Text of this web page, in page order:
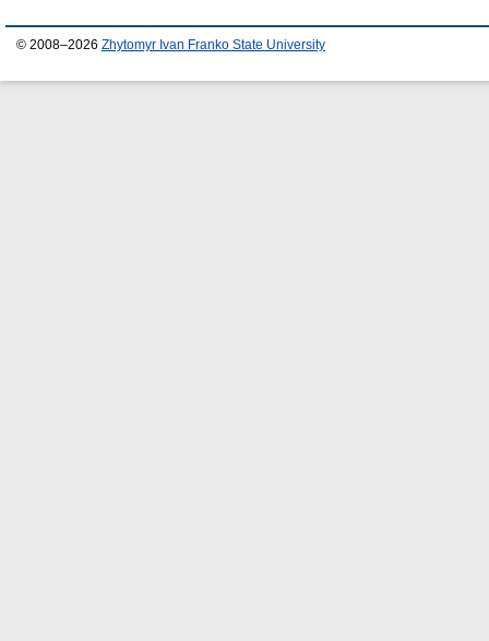
© 2008–2026 Zhytomyr Ivan Franko State University